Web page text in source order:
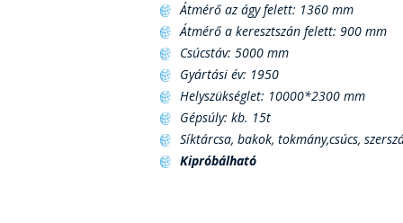
Átmérő az ágy felett: 1360 mm
Átmérő a keresztszán felett: 900 mm
Csúcstáv: 5000 mm
Gyártási év: 1950
Helyszükséglet: 10000*2300 mm
Gépsúly: kb. 15t
Síktárcsa, bakok, tokmány,csúcs,
Kipróbálható